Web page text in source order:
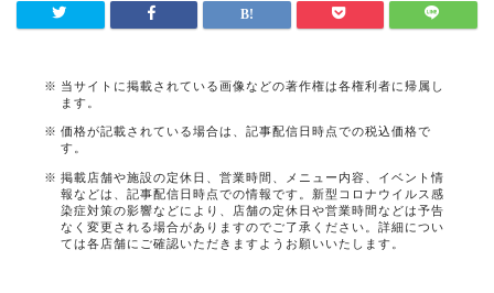
当サイトに掲載されている画像などの著作権は各権利者に帰属し
ます。
価格が記載されている場合は、記事配信日時点での税込価格で
す。
掲載店舗や施設の定休日、営業時間、メニュー内容、イベント情
報などは、記事配信日時点での情報です。新型コロナウイルス感
染症対策の影響などにより、店舗の定休日や営業時間などは予告
なく変更される場合がありますのでご了承ください。詳細につい
ては各店舗にご確認いただきますようお願いいたします。